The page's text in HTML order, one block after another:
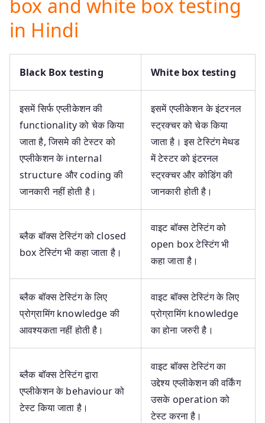
box and white box testing
in Hindi
Black Box testing White box testing
इसमें सिर्फ एप्लीकेशन की
functionality को चेक किया
जाता है, जिसमे की टेस्टर को
एप्लीकेशन के internal
structure और coding की
जानकारी नहीं होती है।
इसमें एप्लीकेशन के इंटरनल
स्ट्रक्चर को चेक किया
जाता है। इस टेस्टिंग मेथड
में टेस्टर को इंटरनल
स्ट्रक्चर और कोडिंग की
जानकारी होती है।
ब्लैक बॉक्स टेस्टिंग को closed
box टेस्टिंग भी कहा जाता है।
वाइट बॉक्स टेस्टिंग को
open box टेस्टिंग भी
कहा जाता है।
ब्लैक बॉक्स टेस्टिंग के लिए
प्रोग्रामिंग knowledge की
आवश्यकता नहीं होती है।
वाइट बॉक्स टेस्टिंग के लिए
प्रोग्रामिंग knowledge
का होना जरुरी है।
ब्लैक बॉक्स टेस्टिंग द्वारा
एप्लीकेशन के behaviour को
टेस्ट किया जाता है।
वाइट बॉक्स टेस्टिंग का
उद्देश्य एप्लीकेशन की वर्किंग
उसके operation को
टेस्ट करना है।